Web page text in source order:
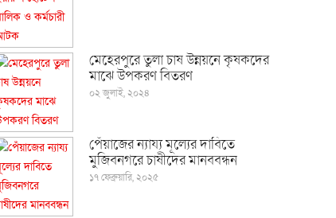
মেহেরপুরে তুলা চাষ উন্নয়নে কৃষকদের
মাঝে উপকরণ বিতরণ
০২ জুলাই, ২০২৪
পেঁয়াজের ন্যায্য মূল্যের দাবিতে
মুজিবনগরে চাষীদের মানববন্ধন
১৭ ফেব্রুয়ারি, ২০২৫